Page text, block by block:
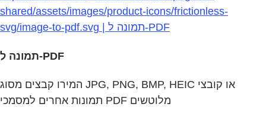
shared/assets/images/product-icons/frictionless-
svg/image-to-pdf.svg | תמונה ל‑PDF
תמונה ל‏‑PDF
המירו קבצים מסוג JPG,‏ PNG,‏ BMP,‏ HEIC או קובצי
תמונות אחרים למסמכי PDF מלוטשים